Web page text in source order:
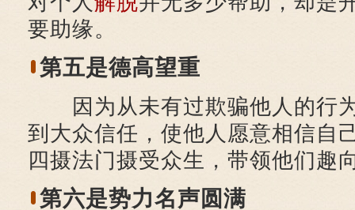
要助缘。
第五是德高望重
因为从未有过欺骗他人的行
到大众信任，使他人愿意相信自
四摄法门摄受众生，带领他们趣
第六是势力名声圆满